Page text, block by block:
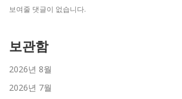
보여줄 댓글이 없습니다.
보관함
2026년 8월
2026년 7월